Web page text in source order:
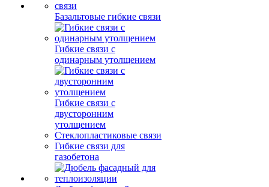
Базальтовые гибкие связи
Гибкие связи с
одинарным утолщением
Гибкие связи с
двусторонним
утолщением
Стеклопластиковые связи
Гибкие связи для
газобетона